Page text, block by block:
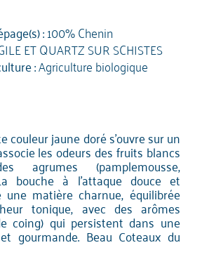
:100% Chenin
ET QUARTZ SUR SCHISTES
:Agriculture biologique
couleur jaune doré s'ouvre sur un
les odeurs des fruits blancs
agrumes (pamplemousse,
bouche à l'attaque douce et
une matière charnue, équilibrée
tonique, avec des arômes
coing) qui persistent dans une
gourmande. Beau Coteaux du